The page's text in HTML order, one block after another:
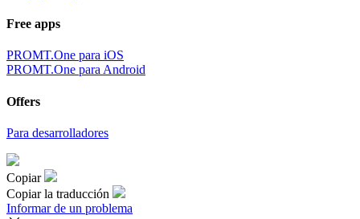
Free apps
PROMT.One para iOS
PROMT.One para Android
Offers
Para desarrolladores
Copiar
Copiar la traducción
Informar de un problema